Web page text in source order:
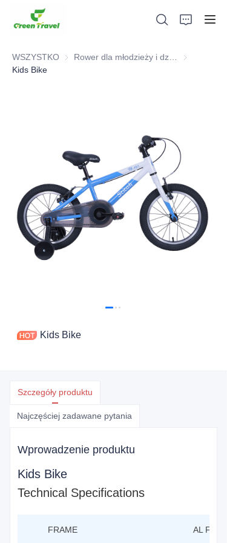
WSZYSTKO
Rower dla
Kids Bike
Kids Bike
Szczegóły produktu
Najczęściej zadawane pytania
Wprowadzenie produktu
Kids Bike
Technical Specifications
FRAME AL
Wiadomości i przypadki współpracy
Bazy produkcyjne i procesy
Wsparcie